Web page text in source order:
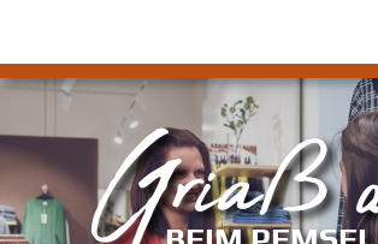
Inhalt
springenGriaß